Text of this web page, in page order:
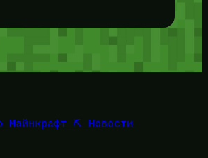
Майнкрафт ⛏️ Новости